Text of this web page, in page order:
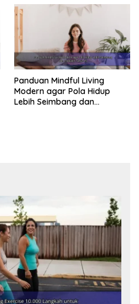
Panduan Mindful Living
Modern agar Pola Hidup
Lebih Seimbang dan